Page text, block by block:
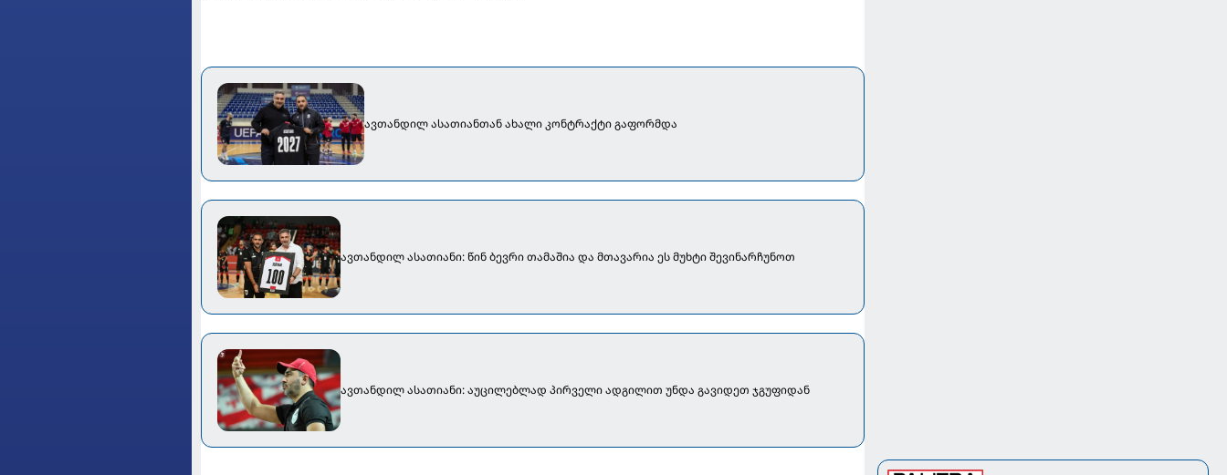
ავთანდილ ასათიანთან ახალი კონტრაქტი გაფორმდა
ავთანდილ ასათიანი: წინ ბევრი თამაშია და მთავარია ეს მუხტი შევინარჩუნოთ
ავთანდილ ასათიანი: აუცილებლად პირველი ადგილით უნდა გავიდეთ ჯგუფიდან